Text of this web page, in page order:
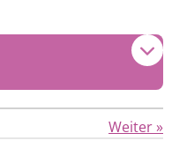
Weiter»